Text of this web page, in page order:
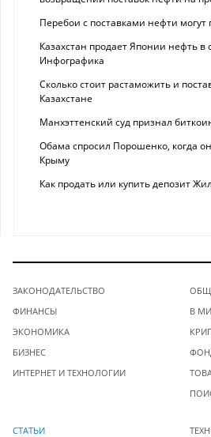
Перебои с поставками нефти
Казахстан продает Японии нефть
Инфографика
Сколько стоит растаможить и
Казахстане
Манхэттенский суд признал
Обама спросил Порошенко, когда
Крыму
Как продать или купить депозит
ЗАКОНОДАТЕЛЬСТВО
ФИНАНСЫ
ЭКОНОМИКА
БИЗНЕС
ИНТЕРНЕТ И ТЕХНОЛОГИИ
В
СТАТЬИ